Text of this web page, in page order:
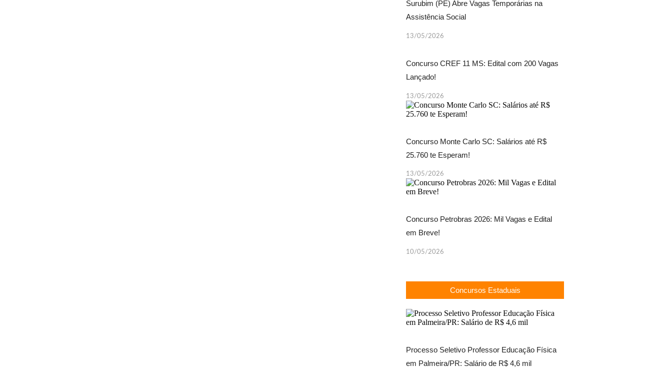
Surubim (PE) Abre Vagas Temporárias na
Assistência Social
13/05/2026
Concurso CREF 11 MS: Edital com 200 Vagas
Lançado!
13/05/2026
Concurso Monte Carlo SC: Salários até R$
25.760 te Esperam!
13/05/2026
Concurso Petrobras 2026: Mil Vagas e Edital
em Breve!
10/05/2026
Concursos Estaduais
Processo Seletivo Professor Educação Física
em Palmeira/PR: Salário de R$ 4,6 mil